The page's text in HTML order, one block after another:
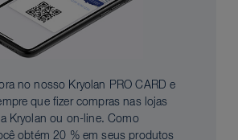
no nosso Kryolan PRO CARD e
que fizer compras nas lojas
Kryolan ou on-line. Como
obtém 20 % em seus produtos